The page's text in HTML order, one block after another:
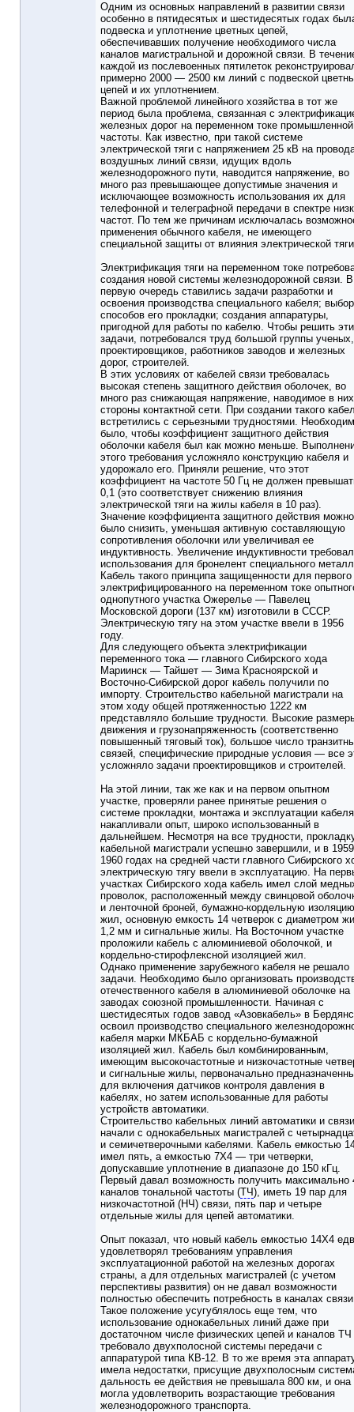
Одним из основных направлений в развитии связи
особенно в пятидесятых и шестидесятых годах
подвеска и уплотнение цветных цепей,
обеспечивавших получение необходимого числа
каналов магистральной и дорожной связи. В
каждой из послевоенных пятилеток
примерно 2000 — 2500 км линий с подвеской
цепей и их уплотнением.
Важной проблемой линейного хозяйства в тот же
период была проблема, связанная с
железных дорог на переменном токе промышленной
частоты. Как известно, при такой системе
электрической тяги с напряжением 25 кВ на
воздушных линий связи, идущих вдоль
железнодорожного пути, наводится напряжение, во
много раз превышающее допустимые значения и
исключающее возможность использования их для
телефонной и телеграфной передачи в спектре
частот. По тем же причинам исключалась
применения обычного кабеля, не имеющего
специальной защиты от влияния электрической
Электрификация тяги на переменном токе
создания новой системы железнодорожной связи. В
первую очередь ставились задачи разработки и
освоения производства специального кабеля;
способов его прокладки; создания аппаратуры,
пригодной для работы по кабелю. Чтобы решить эти
задачи, потребовался труд большой группы ученых,
проектировщиков, работников заводов и железных
дорог, строителей.
В этих условиях от кабелей связи требовалась
высокая степень защитного действия оболочек, во
много раз снижающая напряжение, наводимое в
стороны контактной сети. При создании такого
встретились с серьезными трудностями.
было, чтобы коэффициент защитного действия
оболочки кабеля был как можно меньше.
этого требования усложняло конструкцию кабеля и
удорожало его. Приняли решение, что этот
коэффициент на частоте 50 Гц не должен
0,1 (это соответствует снижению влияния
электрической тяги на жилы кабеля в 10 раз).
Значение коэффициента защитного действия можно
было снизить, уменьшая активную составляющую
сопротивления оболочки или увеличивая ее
индуктивность. Увеличение индуктивности
использования для бронелент специального
Кабель такого принципа защищенности для первого
электрифицированного на переменном токе
однопутного участка Ожерелье — Павелец
Московской дороги (137 км) изготовили в СССР.
Электрическую тягу на этом участке ввели в 1956
году.
Для следующего объекта электрификации
переменного тока — главного Сибирского хода
Мариинск — Тайшет — Зима Красноярской и
Восточно-Сибирской дорог кабель получили по
импорту. Строительство кабельной магистрали на
этом ходу общей протяженностью 1222 км
представляло большие трудности. Высокие
движения и грузонапряженность (соответственно
повышенный тяговый ток), большое число
связей, специфические природные условия — все
усложняло задачи проектировщиков и строителей.
На этой линии, так же как и на первом опытном
участке, проверяли ранее принятые решения о
системе прокладки, монтажа и эксплуатации
накапливали опыт, широко использованный в
дальнейшем. Несмотря на все трудности,
кабельной магистрали успешно завершили, и в
1960 годах на средней части главного Сибирского
электрическую тягу ввели в эксплуатацию. На
участках Сибирского хода кабель имел слой
проволок, расположенный между свинцовой
и ленточной броней, бумажно-кордельную изоляцию
жил, основную емкость 14 четверок с диаметром
1,2 мм и сигнальные жилы. На Восточном участке
проложили кабель с алюминиевой оболочкой, и
кордельно-стирофлексной изоляцией жил.
Однако применение зарубежного кабеля не решало
задачи. Необходимо было организовать
отечественного кабеля в алюминиевой оболочке на
заводах союзной промышленности. Начиная с
шестидесятых годов завод «Азовкабель» в
освоил производство специального
кабеля марки МКБАБ с кордельно-бумажной
изоляцией жил. Кабель был комбинированным,
имеющим высокочастотные и низкочастотные
и сигнальные жилы, первоначально
для включения датчиков контроля давления в
кабелях, но затем использованные для работы
устройств автоматики.
Строительство кабельных линий автоматики и связи
начали с однокабельных магистралей с
и семичетверочными кабелями. Кабель емкостью
имел пять, а емкостью 7Х4 — три четверки,
допускавшие уплотнение в диапазоне до 150 кГц.
Первый давал возможность получить максимально
каналов тональной частоты (ТЧ), иметь 19 пар для
низкочастотной (НЧ) связи, пять пар и четыре
отдельные жилы для цепей автоматики.
Опыт показал, что новый кабель емкостью 14Х4
удовлетворял требованиям управления
эксплуатационной работой на железных дорогах
страны, а для отдельных магистралей (с учетом
перспективы развития) он не давал возможности
полностью обеспечить потребность в каналах
Такое положение усугублялось еще тем, что
использование однокабельных линий даже при
достаточном числе физических цепей и каналов ТЧ
требовало двухполосной системы передачи с
аппаратурой типа КВ-12. В то же время эта
имела недостатки, присущие двухполосным
дальность ее действия не превышала 800 км, и она
могла удовлетворить возрастающие требования
железнодорожного транспорта.